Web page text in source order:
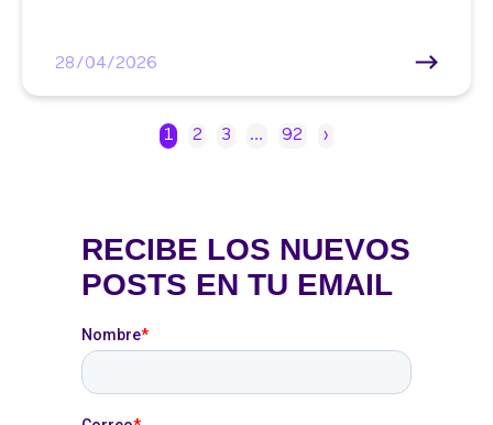
28/04/2026
1 2 3 … 92 ›